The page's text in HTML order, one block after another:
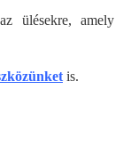
ülésekre, amely
is.